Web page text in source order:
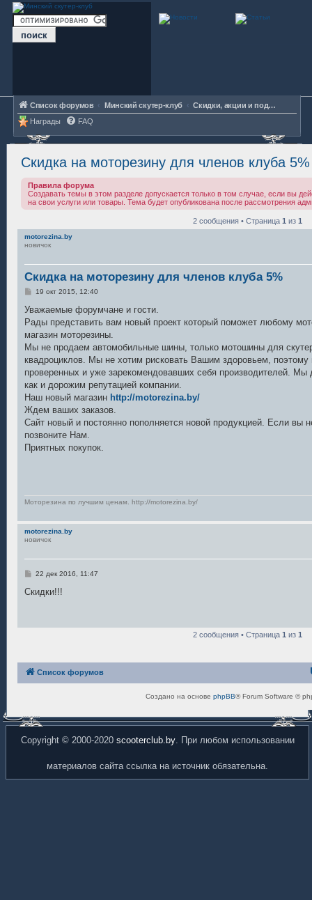
Список форумов Минский скутер-клуб
Скидки, акции и подарки от партнёров МСК
Награды
FAQ
Скидка на моторезину для членов клуба 5%
Правила форума
Создавать темы в этом разделе допускается только в том случае, если вы
на свои услуги или товары. Тема будет опубликована после рассмотрения
2 сообщения • Страница 1 из 1
motorezina.by
новичок
Скидка на моторезину для членов клуба 5%
С
о
щ
е
и
е
19 окт 2015, 12:40
Уважаемые форумчане и гости.
Рады представить вам новый проект который поможет любому
магазин моторезины.
Мы не продаем автомобильные шины, только мотошины для
квадроциклов. Мы не хотим рисковать Вашим здоровьем,
проверенных и уже зарекомендовавших себя производителей.
как и дорожим репутацией компании.
Наш новый магазин http://motorezina.by/
Ждем ваших заказов.
Сайт новый и постоянно пополняется новой продукцией. Если вы
позвоните Нам.
Приятных покупок.
Моторезина по лучшим ценам. http://motorezina.by/
motorezina.by
новичок
С
о
22 дек 2016, 11:47
Скидки!!!
2 сообщения • Страница 1 из 1
Список форумов
Создано на основе phpBB® Forum Software ©
Copyright © 2000-2020 scooterclub.by. При любом использовании
материалов сайта ссылка на источник обязательна.